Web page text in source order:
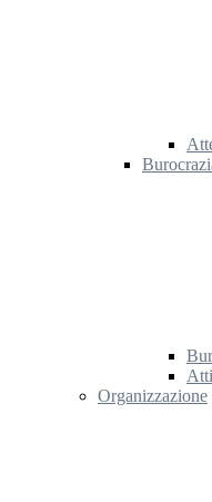
Organizzazione